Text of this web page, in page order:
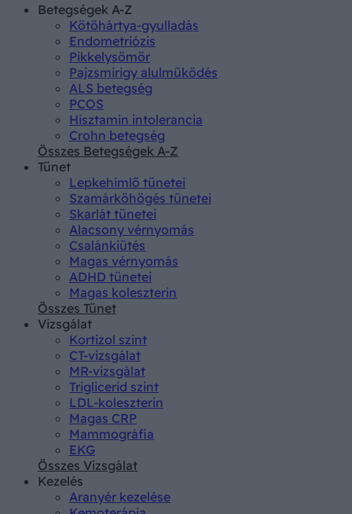
Betegségek A-Z
Kötőhártya-gyulladás
Endometriózis
Pikkelysömör
Pajzsmirigy alulműködés
ALS betegség
PCOS
Hisztamin intolerancia
Crohn betegség
Összes Betegségek A-Z
Tünet
Lepkehimlő tünetei
Szamárköhögés tünetei
Skarlát tünetei
Alacsony vérnyomás
Csalánkiütés
Magas vérnyomás
ADHD tünetei
Magas koleszterin
Összes Tünet
Vizsgálat
Kortizol szint
CT-vizsgálat
MR-vizsgálat
Triglicerid szint
LDL-koleszterin
Magas CRP
Mammográfia
EKG
Összes Vizsgálat
Kezelés
Aranyér kezelése